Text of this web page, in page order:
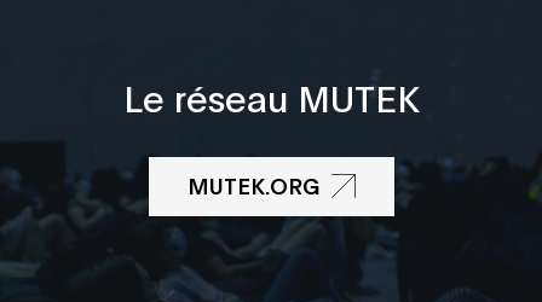
Le réseau MUTEK
MUTEK.ORG